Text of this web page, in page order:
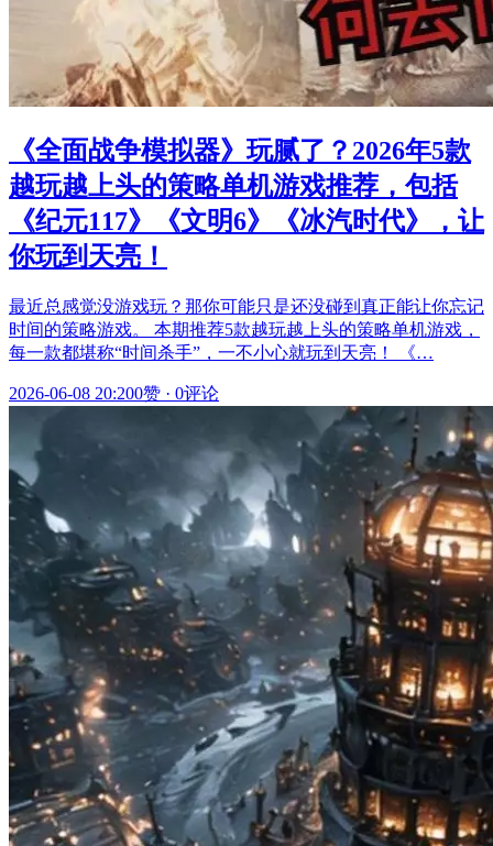
《全面战争模拟器》玩腻了？2026年5款
越玩越上头的策略单机游戏推荐，包括
《纪元117》《文明6》《冰汽时代》，让
你玩到天亮！
最近总感觉没游戏玩？那你可能只是还没碰到真正能让你忘记
时间的策略游戏。 本期推荐5款越玩越上头的策略单机游戏，
每一款都堪称“时间杀手”，一不小心就玩到天亮！ 《…
2026-06-08 20:200赞 · 0评论